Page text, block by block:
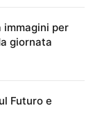
immagini per
giornata
Futuro e